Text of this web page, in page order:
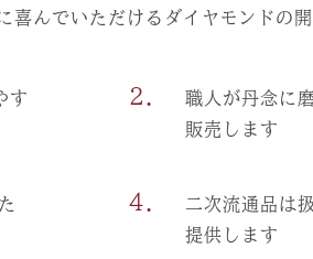
んでいただけるダイヤモンドの
す
2.
職人が丹念に
販売します
4.
二次流通品は
提供します